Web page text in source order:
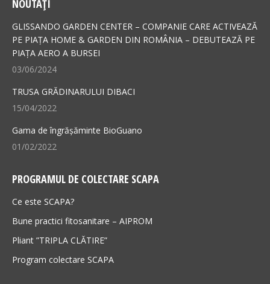
opens
in
new
window
opens
in
new
window
NOUTAȚI
GLISSANDO GARDEN CENTER – COMPANIE CARE ACTIVEAZĂ
PE PIAȚA HOME & GARDEN DIN ROMÂNIA – DEBUTEAZĂ PE
PIAȚA AERO A BURSEI
03/06/2024
TRUSA GRĂDINARULUI DIBACI
15/04/2022
Gama de îngrășăminte BioGuano
01/02/2022
PROGRAMUL DE COLECTARE SCAPA
Ce este SCAPA?
Bune practici fitosanitare – AIPROM
Pliant ”TRIPLA CLĂTIRE”
Program colectare SCAPA